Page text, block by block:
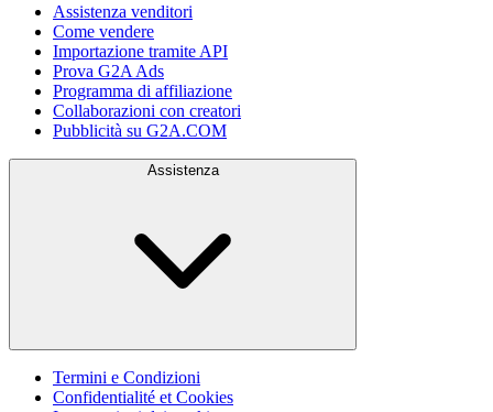
Assistenza venditori
Come vendere
Importazione tramite API
Prova G2A Ads
Programma di affiliazione
Collaborazioni con creatori
Pubblicità su G2A.COM
Assistenza
Termini e Condizioni
Confidentialité et Cookies